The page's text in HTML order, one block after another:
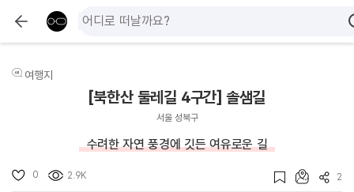
여행지
[북한산 둘레길 4구간] 솔샘길
서울 성북구
수려한 자연 풍경에 깃든 여유로운 길
0 2.9K 2